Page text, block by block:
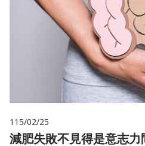
115/02/25
減肥失敗不見得是意志力